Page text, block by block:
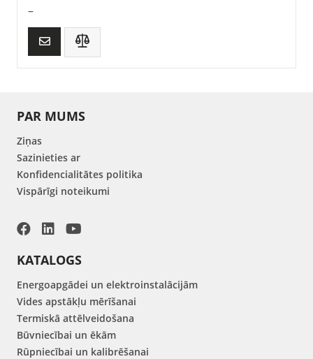
–
PAR MUMS
Ziņas
Sazinieties ar
Konfidencialitātes politika
Vispārīgi noteikumi
KATALOGS
Energoapgādei un elektroinstalācijām
Vides apstākļu mērīšanai
Termiskā attēlveidošana
Būvniecībai un ēkām
Rūpniecībai un kalibrēšanai